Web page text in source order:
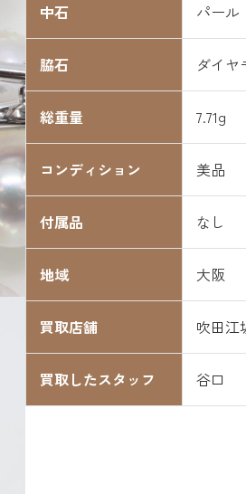
中石 パール
脇石 ダイヤ
総重量 7.71g
コンディション 美品
付属品 なし
地域 大阪
買取店舗 吹田江
買取したスタッフ 谷口